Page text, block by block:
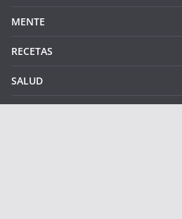
MENTE
RECETAS
SALUD